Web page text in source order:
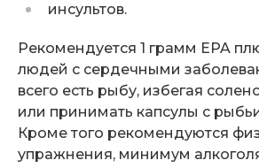
инсультов.
Рекомендуется 1 грамм EPA
людей с сердечными
всего есть рыбу, избегая
или принимать капсулы с
Кроме того рекомендуются
упражнения, минимум